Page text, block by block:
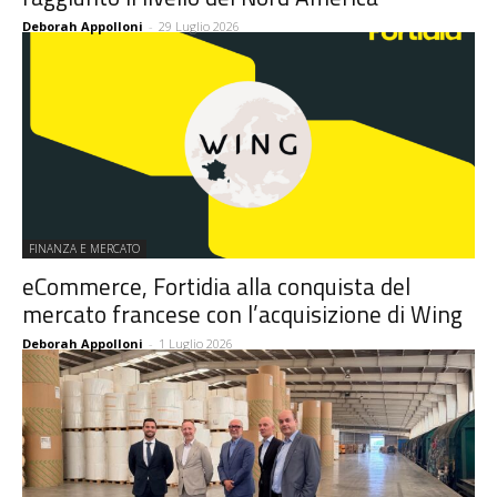
Deborah Appolloni - 29 Luglio 2026
FINANZA E MERCATO
eCommerce, Fortidia alla conquista del
mercato francese con l’acquisizione di Wing
Deborah Appolloni - 1 Luglio 2026